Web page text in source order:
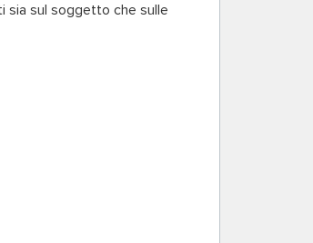
sia sul soggetto che sulle